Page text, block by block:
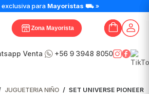
exclusiva para Mayoristas ⛟ »
Zona Mayorista
Venta +56 9 3948 8050
JUGUETERIA NIÑO / SET UNIVERSE PIONEER